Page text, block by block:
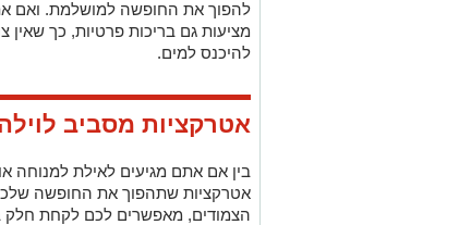
להפוך את החופשה למושלמת. ואם
מציעות גם בריכות פרטיות, כך שאין
להיכנס למים.
אטרקציות מסביב
בין אם אתם מגיעים לאילת למנוחה
אטרקציות שתהפוך את החופשה
הצמודים, מאפשרים לכם לקחת חלק